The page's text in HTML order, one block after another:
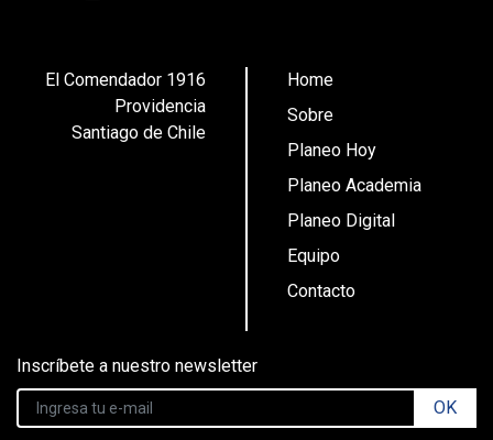
El Comendador 1916
Providencia
Santiago de Chile
Home
Sobre
Planeo Hoy
Planeo Academia
Planeo Digital
Equipo
Contacto
Inscríbete a nuestro newsletter
OK